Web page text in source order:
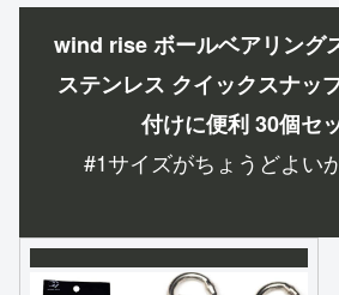
wind rise ボールベアリング
ステンレス クイックスナッ
付けに便利 30個セ
#1サイズがちょうどよい